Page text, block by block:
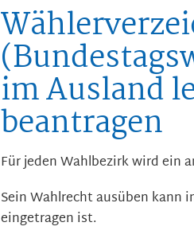
im Ausland
beantragen
Für jeden Wahlbezirk wird ein
Sein Wahlrecht ausüben kann
eingetragen ist.